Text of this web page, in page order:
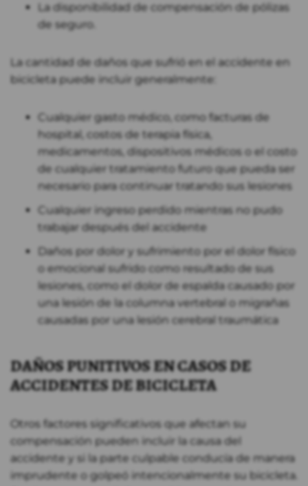
La disponibilidad de compensación de pólizas
de seguro.
La cantidad de daños que sufrió en el accidente en
bicicleta puede incluir generalmente:
Cualquier gasto médico, como facturas de
hospital, costos de terapia física,
medicamentos, dispositivos médicos o el costo
de cualquier tratamiento futuro que pueda ser
necesario para continuar tratando sus lesiones
Cualquier ingreso perdido mientras no pudo
trabajar después del accidente
Daños por dolor y sufrimiento por el dolor físico
o emocional sufrido como resultado de sus
lesiones, como el dolor de espalda causado por
una lesión de la columna vertebral o migrañas
causadas por una lesión cerebral traumática
DAÑOS PUNITIVOS EN CASOS DE
ACCIDENTES DE BICICLETA
Otros factores significativos que afectan su
compensación pueden incluir la causa del
accidente y si la parte culpable conducía de manera
imprudente o golpeó intencionalmente su bicicleta.